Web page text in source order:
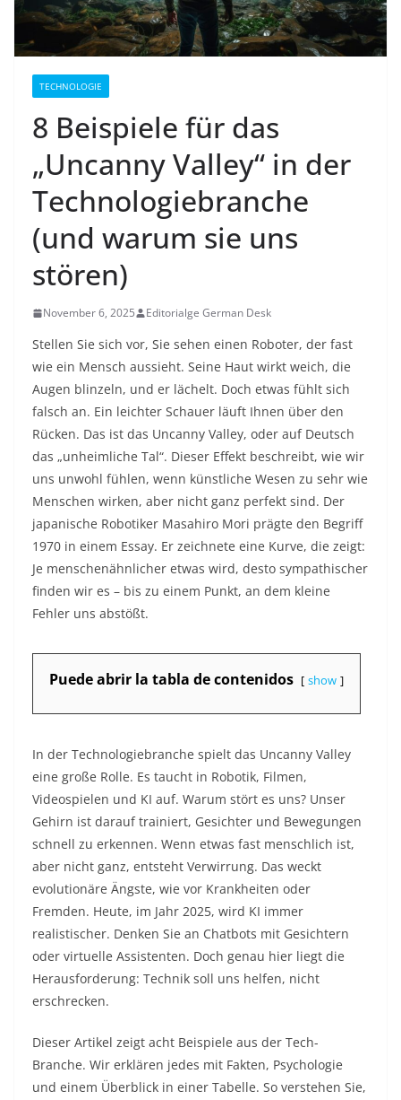
TECHNOLOGIE
8 Beispiele für das
„Uncanny Valley“ in der
Technologiebranche
(und warum sie uns
stören)
November 6, 2025 Editorialge German Desk
Stellen Sie sich vor, Sie sehen einen Roboter, der fast
wie ein Mensch aussieht. Seine Haut wirkt weich, die
Augen blinzeln, und er lächelt. Doch etwas fühlt sich
falsch an. Ein leichter Schauer läuft Ihnen über den
Rücken. Das ist das Uncanny Valley, oder auf Deutsch
das „unheimliche Tal“. Dieser Effekt beschreibt, wie wir
uns unwohl fühlen, wenn künstliche Wesen zu sehr wie
Menschen wirken, aber nicht ganz perfekt sind. Der
japanische Robotiker Masahiro Mori prägte den Begriff
1970 in einem Essay. Er zeichnete eine Kurve, die zeigt:
Je menschenähnlicher etwas wird, desto sympathischer
finden wir es – bis zu einem Punkt, an dem kleine
Fehler uns abstößt.​
Puede abrir la tabla de contenidos show
In der Technologiebranche spielt das Uncanny Valley
eine große Rolle. Es taucht in Robotik, Filmen,
Videospielen und KI auf. Warum stört es uns? Unser
Gehirn ist darauf trainiert, Gesichter und Bewegungen
schnell zu erkennen. Wenn etwas fast menschlich ist,
aber nicht ganz, entsteht Verwirrung. Das weckt
evolutionäre Ängste, wie vor Krankheiten oder
Fremden. Heute, im Jahr 2025, wird KI immer
realistischer. Denken Sie an Chatbots mit Gesichtern
oder virtuelle Assistenten. Doch genau hier liegt die
Herausforderung: Technik soll uns helfen, nicht
erschrecken.​
Dieser Artikel zeigt acht Beispiele aus der Tech-
Branche. Wir erklären jedes mit Fakten, Psychologie
und einem Überblick in einer Tabelle. So verstehen Sie,